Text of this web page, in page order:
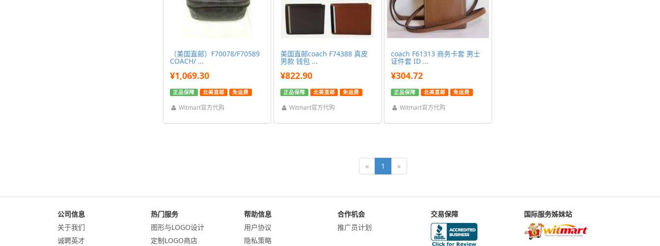
（美国直邮）F70078/F70589
COACH/ ...
¥1,069.30
正品保障 北美直邮 免运费
Witmart官方代购
美国直邮coach F74388 真皮
男款 钱包 ...
¥822.90
正品保障 北美直邮 免运费
Witmart官方代购
coach F61313 商务卡套 男士
证件套 ID ...
¥304.72
正品保障 北美直邮 免运费
Witmart官方代购
« 1 »
公司信息
关于我们
诚聘英才
热门服务
图形与LOGO设计
定制LOGO商店
帮助信息
用户协议
隐私策略
合作机会
推广员计划
交易保障 国际服务姊妹站